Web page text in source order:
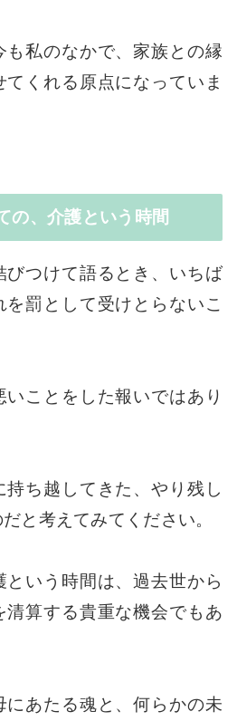
も私のなかで、家族との縁
くれる原点になっていま
の、介護という時間
びつけて語るとき、いちば
罰として受けとらないこ
いことをした報いではあり
ち越してきた、やり残し
と考えてみてください。
いう時間は、過去世から
清算する貴重な機会でもあ
にあたる魂と、何らかの未